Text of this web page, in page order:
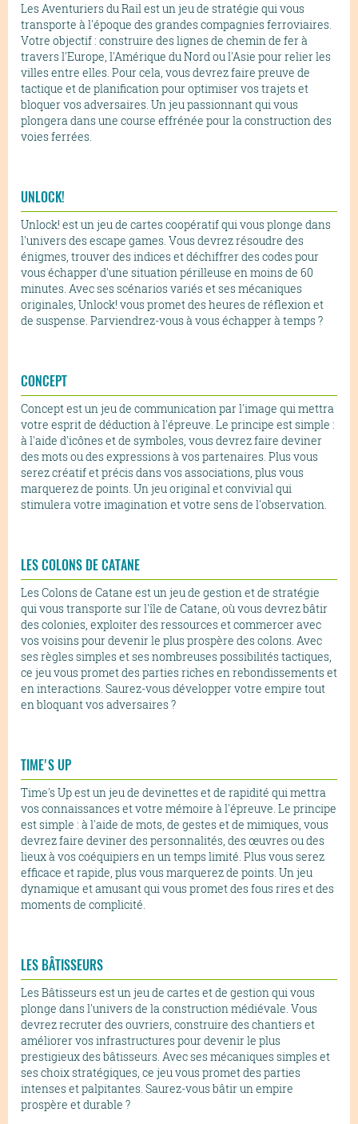
Les Aventuriers du Rail est un jeu de stratégie qui vous
transporte à l'époque des grandes compagnies ferroviaires.
Votre objectif : construire des lignes de chemin de fer à
travers l'Europe, l'Amérique du Nord ou l'Asie pour relier les
villes entre elles. Pour cela, vous devrez faire preuve de
tactique et de planification pour optimiser vos trajets et
bloquer vos adversaires. Un jeu passionnant qui vous
plongera dans une course effrénée pour la construction des
voies ferrées.
UNLOCK!
Unlock! est un jeu de cartes coopératif qui vous plonge dans
l'univers des escape games. Vous devrez résoudre des
énigmes, trouver des indices et déchiffrer des codes pour
vous échapper d'une situation périlleuse en moins de 60
minutes. Avec ses scénarios variés et ses mécaniques
originales, Unlock! vous promet des heures de réflexion et
de suspense. Parviendrez-vous à vous échapper à temps ?
CONCEPT
Concept est un jeu de communication par l'image qui mettra
votre esprit de déduction à l'épreuve. Le principe est simple :
à l'aide d'icônes et de symboles, vous devrez faire deviner
des mots ou des expressions à vos partenaires. Plus vous
serez créatif et précis dans vos associations, plus vous
marquerez de points. Un jeu original et convivial qui
stimulera votre imagination et votre sens de l'observation.
LES COLONS DE CATANE
Les Colons de Catane est un jeu de gestion et de stratégie
qui vous transporte sur l'île de Catane, où vous devrez bâtir
des colonies, exploiter des ressources et commercer avec
vos voisins pour devenir le plus prospère des colons. Avec
ses règles simples et ses nombreuses possibilités tactiques,
ce jeu vous promet des parties riches en rebondissements et
en interactions. Saurez-vous développer votre empire tout
en bloquant vos adversaires ?
TIME'S UP
Time's Up est un jeu de devinettes et de rapidité qui mettra
vos connaissances et votre mémoire à l'épreuve. Le principe
est simple : à l'aide de mots, de gestes et de mimiques, vous
devrez faire deviner des personnalités, des œuvres ou des
lieux à vos coéquipiers en un temps limité. Plus vous serez
efficace et rapide, plus vous marquerez de points. Un jeu
dynamique et amusant qui vous promet des fous rires et des
moments de complicité.
LES BÂTISSEURS
Les Bâtisseurs est un jeu de cartes et de gestion qui vous
plonge dans l'univers de la construction médiévale. Vous
devrez recruter des ouvriers, construire des chantiers et
améliorer vos infrastructures pour devenir le plus
prestigieux des bâtisseurs. Avec ses mécaniques simples et
ses choix stratégiques, ce jeu vous promet des parties
intenses et palpitantes. Saurez-vous bâtir un empire
prospère et durable ?